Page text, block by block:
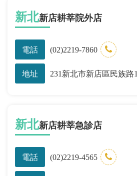
新北新店耕莘院外店
電話 (02)2219-7860
地址 231新北市新店區民族路
新北新店耕莘急診店
電話 (02)2219-4565